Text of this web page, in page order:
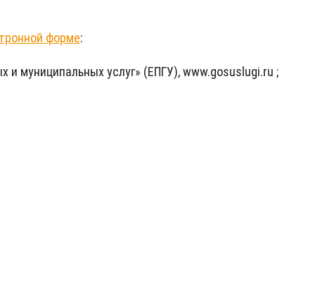
форме:
и муниципальных услуг» (ЕПГУ), www.gosuslugi.ru ;